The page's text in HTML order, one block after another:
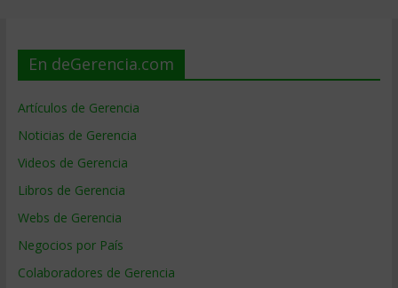
En deGerencia.com
Artículos de Gerencia
Noticias de Gerencia
Videos de Gerencia
Libros de Gerencia
Webs de Gerencia
Negocios por País
Colaboradores de Gerencia